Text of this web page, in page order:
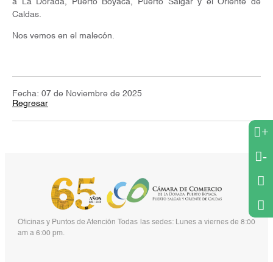
a La Dorada, Puerto Boyacá, Puerto Salgar y el Oriente de
Caldas.
Nos vemos en el malecón.
Fecha: 07 de Noviembre de 2025
Regresar
+
-
Oficinas y Puntos de Atención Todas las sedes: Lunes a viernes de 8:00
am a 6:00 pm.